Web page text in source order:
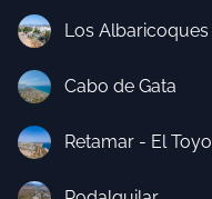
Los Albaricoques
Cabo de Gata
Retamar - El Toyo